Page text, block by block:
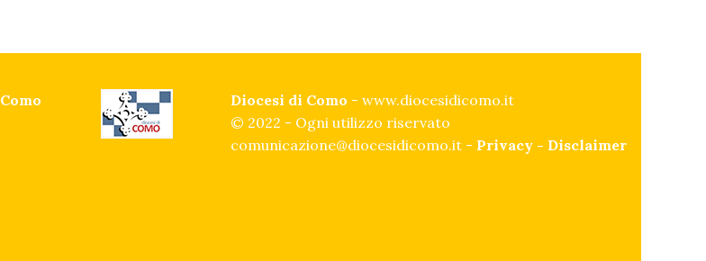
Diocesi di Como - www.diocesidicomo.it
© 2022 - Ogni utilizzo riservato
comunicazione@diocesidicomo.it - Privacy - Disclaimer